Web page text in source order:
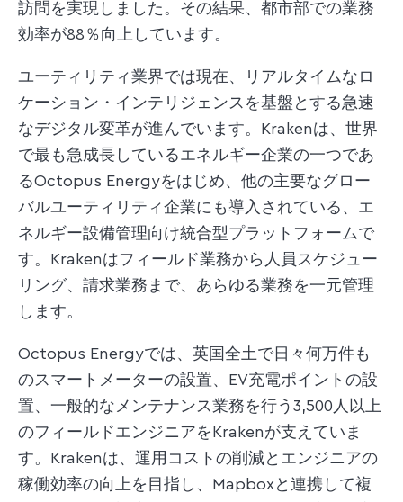
訪問を実現しました。その結果、都市部での業務
効率が88％向上しています。
ユーティリティ業界では現在、リアルタイムなロ
ケーション・インテリジェンスを基盤とする急速
なデジタル変革が進んでいます。Krakenは、世界
で最も急成長しているエネルギー企業の一つであ
るOctopus Energyをはじめ、他の主要なグロー
バルユーティリティ企業にも導入されている、エ
ネルギー設備管理向け統合型プラットフォームで
す。Krakenはフィールド業務から人員スケジュー
リング、請求業務まで、あらゆる業務を一元管理
します。
Octopus Energyでは、英国全土で日々何万件も
のスマートメーターの設置、EV充電ポイントの設
置、一般的なメンテナンス業務を行う3,500人以上
のフィールドエンジニアをKrakenが支えていま
す。Krakenは、運用コストの削減とエンジニアの
稼働効率の向上を目指し、Mapboxと連携して複